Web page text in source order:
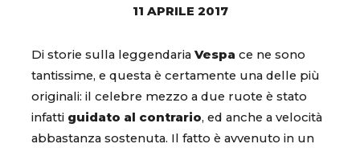
11 APRILE 2017
Di storie sulla leggendaria Vespa ce ne sono
tantissime, e questa è certamente una delle più
originali: il celebre mezzo a due ruote è stato
infatti guidato al contrario, ed anche a velocità
abbastanza sostenuta. Il fatto è avvenuto in un